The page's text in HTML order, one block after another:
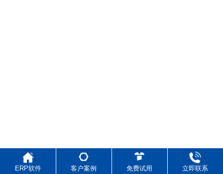
ERP软件 客户案例 免费试用 立即联系